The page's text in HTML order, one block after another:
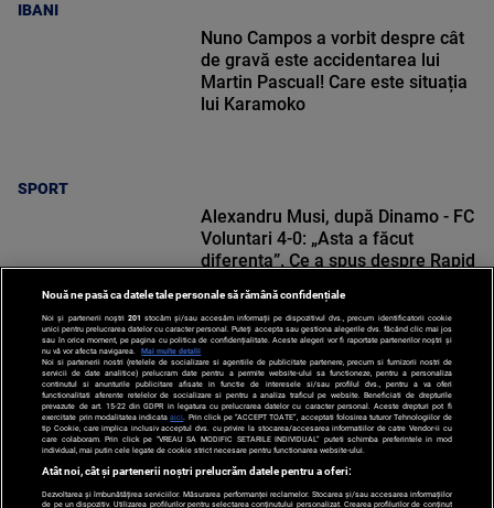
IBANI
SPORT
Nuno Campos a vorbit despre cât
de gravă este accidentarea lui
Martin Pascual! Care este situația
lui Karamoko
SPORT
Alexandru Musi, după Dinamo - FC
Voluntari 4-0: „Asta a făcut
diferența”. Ce a spus despre Rapid
Nouă ne pasă ca datele tale personale să rămână confidențiale
Noi și partenerii noștri 201 stocăm și/sau accesăm informații pe dispozitivul dvs., precum identificatorii cookie
unici pentru prelucrarea datelor cu caracter personal. Puteți accepta sau gestiona alegerile dvs. făcând clic mai jos
sau în orice moment, pe pagina cu politica de confidențialitate. Aceste alegeri vor fi raportate partenerilor noștri și
nu vă vor afecta navigarea.
Mai multe detalii
Noi si partenerii nostri (retelele de socializare si agentiile de publicitate partenere, precum si furnizorii nostri de
servicii de date analitice) prelucram date pentru a permite website-ului sa functioneze, pentru a personaliza
continutul si anunturile publicitare afisate in functie de interesele si/sau profilul dvs., pentru a va oferi
functionalitati aferente retelelor de socializare si pentru a analiza traficul pe website. Beneficiati de drepturile
prevazute de art. 15-22 din GDPR in legatura cu prelucrarea datelor cu caracter personal. Aceste drepturi pot fi
exercitate prin modalitatea indicataaici . Prin click pe “ACCEPT TOATE”, acceptati folosirea tuturor Tehnologiilor de
tip Cookie, care implica inclusiv acceptul dvs. cu privire la stocarea/accesarea informatiilor de catre Vendor-ii cu
care colaboram. Prin click pe “VREAU SA MODIFIC SETARILE INDIVIDUAL” puteti schimba preferintele in mod
individual, mai putin cele legate de cookie strict necesare pentru functionarea website-ului.
Atât noi, cât și partenerii noștri prelucrăm datele pentru a oferi:
Dezvoltarea și îmbunătățirea serviciilor. Măsurarea performanței reclamelor. Stocarea și/sau accesarea informațiilor
de pe un dispozitiv. Utilizarea profilurilor pentru selectarea conținutului personalizat. Crearea profilurilor de conținut